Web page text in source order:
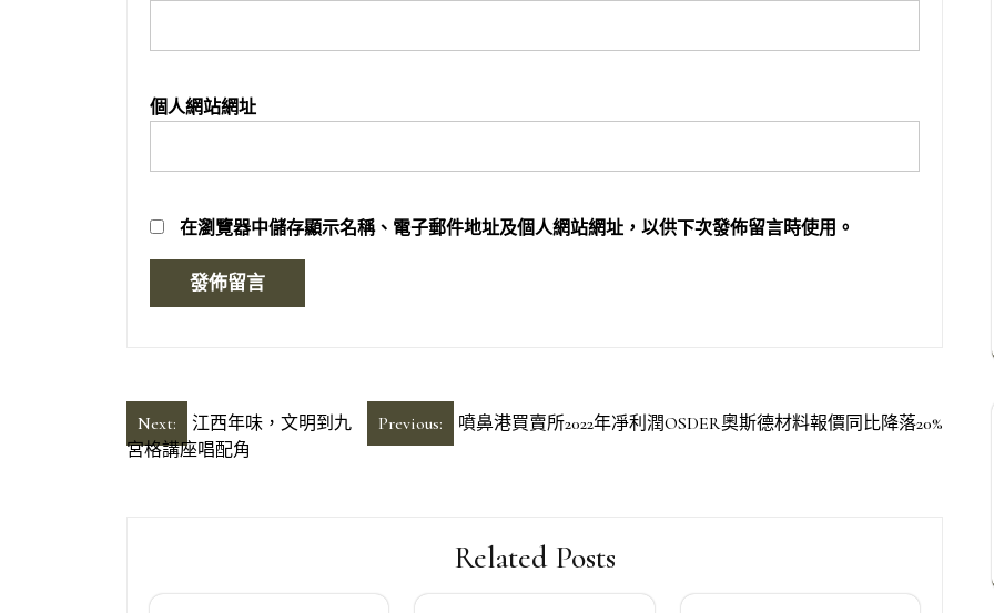
個人網站網址
在瀏覽器中儲存顯示名稱、電子郵件地址及個人網站網址，以供下次發佈留言時使用。
文
章
Previous: 噴鼻港買賣所2022年凈利潤OSDER奧斯德材料報價同比降落20%
Next:
江西年味，文明到九
宮格講座唱配角
Related Posts